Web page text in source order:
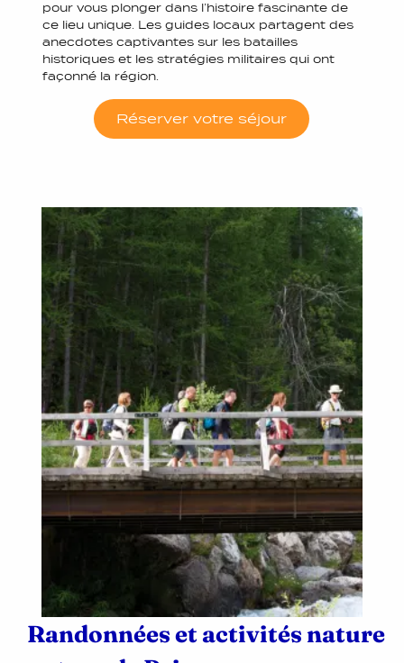
pour vous plonger dans l’histoire fascinante de
ce lieu unique. Les guides locaux partagent des
anecdotes captivantes sur les batailles
historiques et les stratégies militaires qui ont
façonné la région.
Réserver votre séjour
Randonnées et activités nature